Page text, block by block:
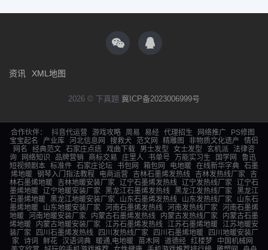
资讯 XML地图
2026 © 下真题 冀ICP备2023006999号
合作伙伴： 抖音代运营 游戏攻略 周易 易经 代理招生 网络推广
PS修图
宝宝起名
产业库 河北信息网 搜救犬 范文网 精雕图 非物质文化遗产
情侣
网名
经典范文 石家庄点痣 戏曲下载 男士发型 女士发型 玄机派
法律咨
询
网络知识 品牌营销 商标交易 庄里人 书单号 万能实习生 国学网
鲁迅
短视频剧本 标准件 石家庄论坛 书包网 箱包网 电地暖 在线新华字典 石墨
烯地暖 钢琴入门指法教程 电商运营 吉林石墨烯发热线 吉林发热线厂家
吉
林石墨烯地暖
吉林地暖安装厂家 辽宁石墨烯发热线 辽宁发热线厂家 辽宁石
墨烯地暖 辽宁地暖安装厂家 黑龙江石墨烯发热线 黑龙江发热线厂家 黑龙江
石墨烯地暖 黑龙江地暖安装厂家 山东石墨烯发热线 山东发热线厂家
山东石
墨烯地暖
山东地暖安装厂家 河南石墨烯发热线 河南发热线厂家 河南石墨烯
地暖 河南地暖安装厂家 内蒙古石墨烯发热线 内蒙古发热线厂家
内蒙古石墨
烯地暖
内蒙古地暖安装厂家 江苏石墨烯发热线 江苏石墨烯地暖
江苏地暖安
装厂家
四川石墨烯发热线 四川发热线厂家 四川石墨烯地暖
四川地暖安装厂
家 诗词 鲜花 汉语词典 暖通,电地暖 苗木网 道德经 红楼梦
中国机械网